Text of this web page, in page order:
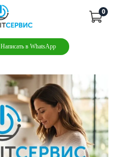
0
Написать в WhatsApp